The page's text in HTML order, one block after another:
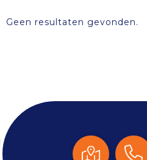
Geen resultaten gevonden.